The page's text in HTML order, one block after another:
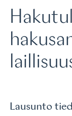
Lausunto